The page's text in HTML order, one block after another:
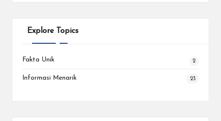
Explore Topics
Fakta Unik 2
Informasi Menarik 23